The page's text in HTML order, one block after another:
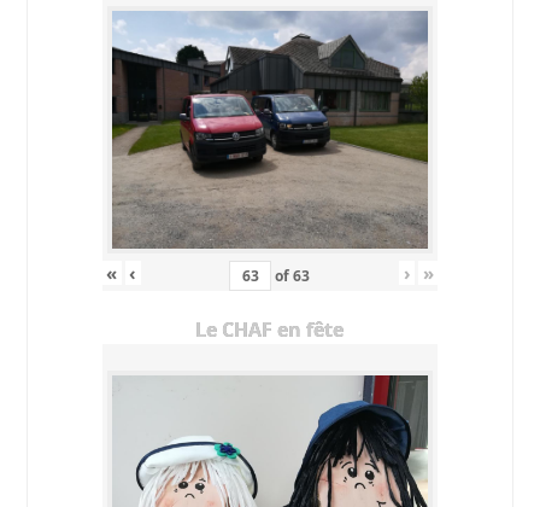
« ‹ of63 › »
Le CHAF en fête